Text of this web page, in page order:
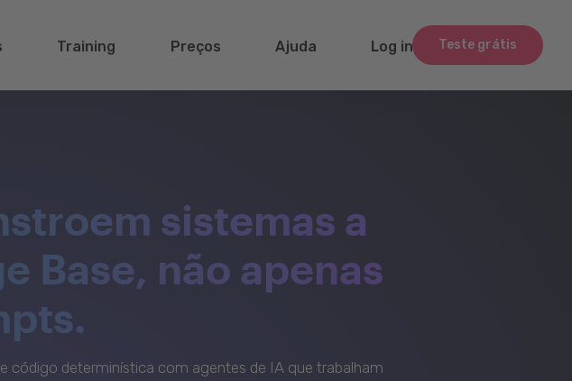
Teste grátis
Training Preços Ajuda Log in
sistemas a
Base, não apenas
código determinística com agentes de IA que trabalham